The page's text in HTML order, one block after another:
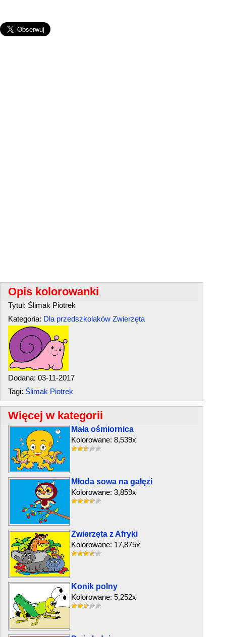
Opis kolorowanki
Tytul: Ślimak Piotrek
Kategoria: Dla przedszkolaków Zwierzęta
Dodana: 03-11-2017
Tagi: Ślimak Piotrek
Więcej w kategorii
Mała ośmiornica
Kolorowane: 8,539x
Młoda sowa na gałęzi
Kolorowane: 3,859x
Zwierzęta z Afryki
Kolorowane: 17,875x
Konik polny
Kolorowane: 5,252x